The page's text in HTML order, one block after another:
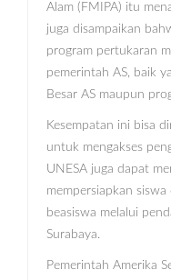
Alam (FMIPA) itu
juga disampaikan
program pertukaran
pemerintah AS, baik
Besar AS maupun
Kesempatan ini bisa
untuk mengakses
UNESA juga dapat
mempersiapkan
beasiswa melalui
Surabaya.
Pemerintah Amerika